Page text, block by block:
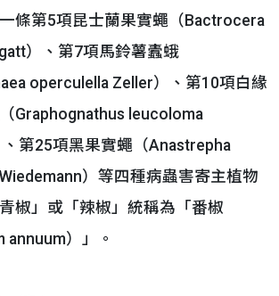
條第5項昆士蘭果實蠅（Bactrocera
）、第7項馬鈴薯蠹蛾
operculella Zeller）、第10項白緣
Graphognathus leucoloma
、第25項黑果實蠅（Anastrepha
）等四種病蟲害寄主植物
椒」或「辣椒」統稱為「番椒
annuum）」。